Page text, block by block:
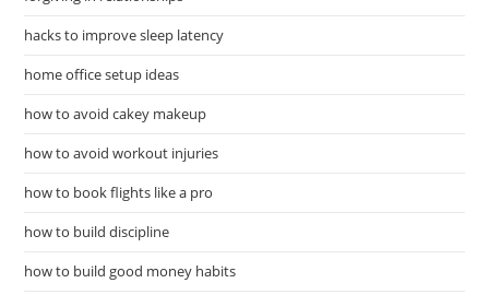
hacks to improve sleep latency
home office setup ideas
how to avoid cakey makeup
how to avoid workout injuries
how to book flights like a pro
how to build discipline
how to build good money habits